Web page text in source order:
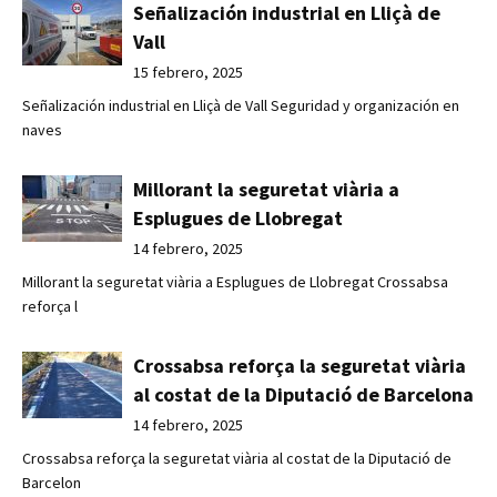
Señalización industrial en Lliçà de
Vall
15 febrero, 2025
Señalización industrial en Lliçà de Vall Seguridad y organización en
naves
Millorant la seguretat viària a
Esplugues de Llobregat
14 febrero, 2025
Millorant la seguretat viària a Esplugues de Llobregat Crossabsa
reforça l
Crossabsa reforça la seguretat viària
al costat de la Diputació de Barcelona
14 febrero, 2025
Crossabsa reforça la seguretat viària al costat de la Diputació de
Barcelon